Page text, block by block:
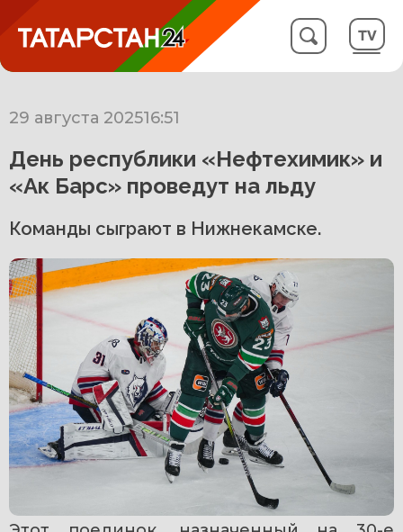
29 августа 202516:51
День республики «Нефтехимик» и
«Ак Барс» проведут на льду
Команды сыграют в Нижнекамске.